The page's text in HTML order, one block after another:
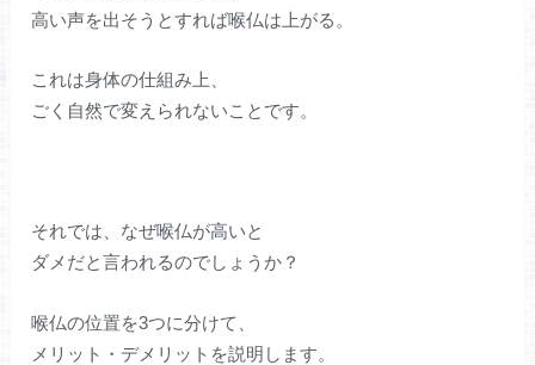
高い声を出そうとすれば喉仏は上がる。
これは身体の仕組み上、
ごく自然で変えられないことです。
それでは、なぜ喉仏が高いと
ダメだと言われるのでしょうか？
喉仏の位置を3つに分けて、
メリット・デメリットを説明します。